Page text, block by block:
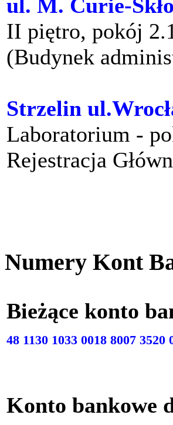
ul. M. Curie-
II piętro, pokój
(Budynek
Strzelin
Laboratorium -
Rejestracja
Numery Kont
Bieżące konto
48 1130 1033 0018 8007 3520
Konto bankowe